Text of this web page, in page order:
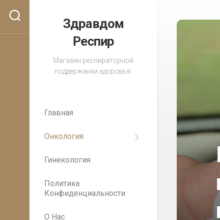
Здравдом
Респир
Магазин респираторной
поддержанки здоровья.
Главная
Онкология
медицинских
Гинекология
Политика
Конфиденциальности
О Нас